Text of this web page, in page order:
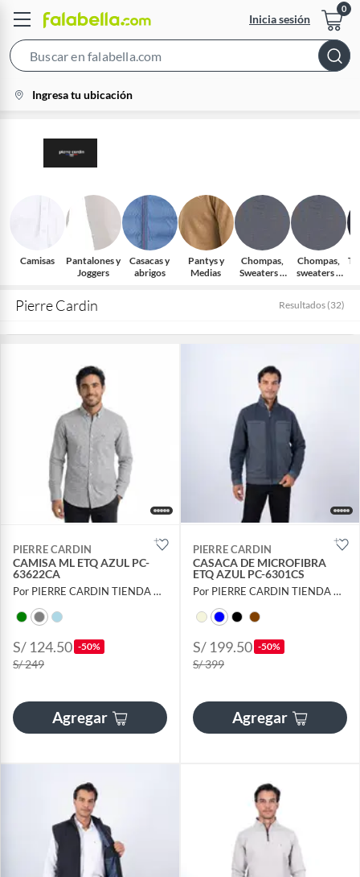
Inicia sesión
Bar
location-
icon
Ingresa tu ubicación
Camisas
Pantalones y
Joggers
Casacas y
abrigos
Pantys y
Medias
Chompas,
Sweaters y
Chompas,
sweaters y
Pierre Cardin Resultados (32)
PIERRE CARDIN
CAMISA ML ETQ AZUL PC-
63622CA
Por PIERRE CARDIN TIENDA OFICIAL
S/ 124.50 -50%
S/ 249
Agregar
PIERRE CARDIN
CASACA DE MICROFIBRA
ETQ AZUL PC-6301CS
Por PIERRE CARDIN TIENDA OFICIAL
S/ 199.50 -50%
S/ 399
Agregar